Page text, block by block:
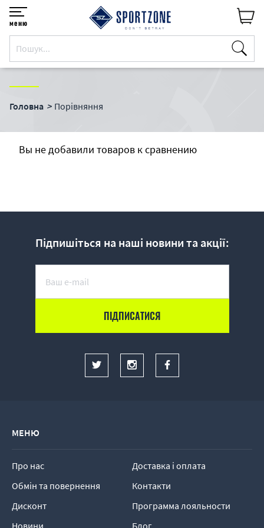
меню
Головна Порівняння
Вы не добавили товаров к сравнению
Підпишіться на наші новини та акції:
МЕНЮ
Про нас
Доставка і оплата
Обмін та повернення
Контакти
Дисконт
Программа лояльности
Новини
Блог